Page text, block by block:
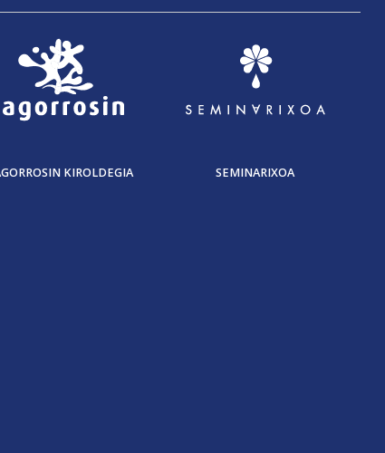
KIROLDEGIA SEMINARIXOA